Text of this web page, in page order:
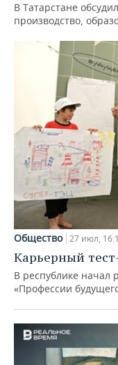
В Татарстане
производство,
Общество 27 июл,
Карьерный
В республике
«Профессии